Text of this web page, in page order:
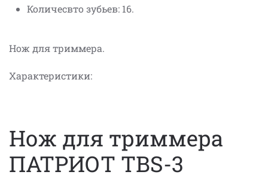
Количесвто зубьев: 16.
Нож для триммера.
Характеристики:
Нож для триммера
ПАТРИОТ TBS-3